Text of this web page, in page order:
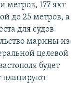
мет­ров, 177 яхт
до 25 метров, а
для судов
марины из
целевой
будет
планируют